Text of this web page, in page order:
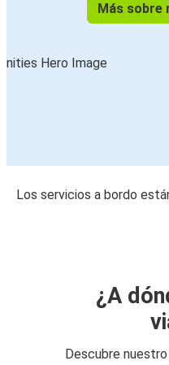
Más sobre
Los servicios a bordo
¿A
Descubre